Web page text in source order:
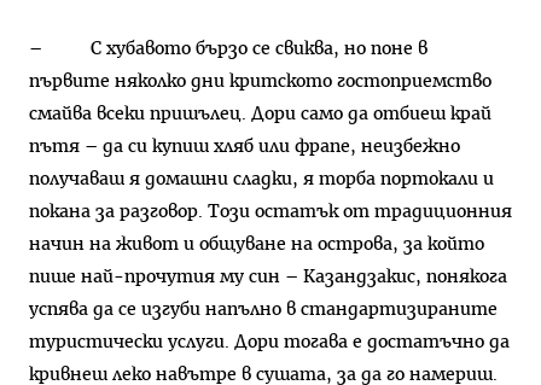
– С хубавото бързо се свиква, но поне в
първите няколко дни критското гостоприемство
смайва всеки пришълец. Дори само да отбиеш край
пътя – да си купиш хляб или фрапе, неизбежно
получаваш я домашни сладки, я торба портокали и
покана за разговор. Този остатък от традиционния
начин на живот и общуване на острова, за който
пише най-прочутия му син – Казандзакис, понякога
успява да се изгуби напълно в стандартизираните
туристически услуги. Дори тогава е достатъчно да
кривнеш леко навътре в сушата, за да го намериш.